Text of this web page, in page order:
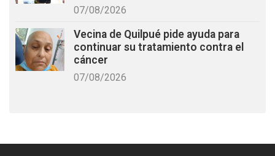
07/08/2026
Vecina de Quilpué pide ayuda para
continuar su tratamiento contra el
cáncer
07/08/2026